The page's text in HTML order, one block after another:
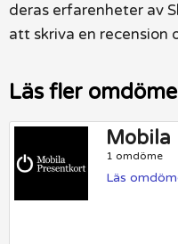
deras erfarenheter av
att skriva en recension
Läs fler
Mobila
1 omdöme
Läs